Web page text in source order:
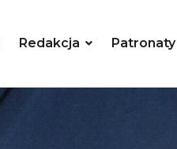
Redakcja Patronaty